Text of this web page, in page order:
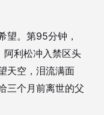
望。第95分钟，
阿利松冲入禁区头
天空，泪流满面
三个月前离世的父